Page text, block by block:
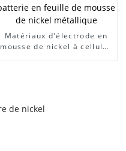
Matériaux d'électrode en
mousse de nickel à cellules
métallique